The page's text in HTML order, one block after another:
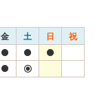
金 土 日 祝